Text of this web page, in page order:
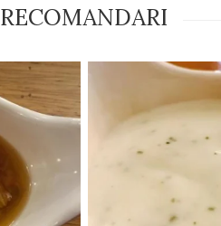
RECOMANDARI